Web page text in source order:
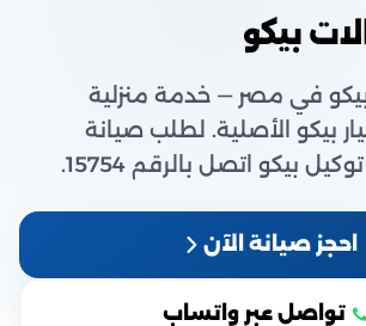
بيكو
في مصر — خدمة منزلية
بيكو الأصلية. لطلب صيانة
بيكو اتصل بالرقم 15754.
احجز صيانة الآن
تواصل عبر واتساب